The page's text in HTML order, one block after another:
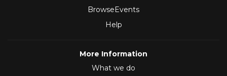
BrowseEvents
Help
More Information
What we do